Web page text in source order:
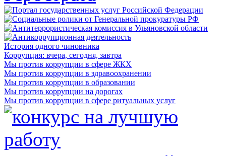
История одного чиновника
Коррупция: вчера, сегодня, завтра
Мы против коррупции в сфере ЖКХ
Мы против коррупции в здравоохранении
Мы против коррупции в образовании
Мы против коррупции на дорогах
Мы против коррупции в сфере ритуальных услуг